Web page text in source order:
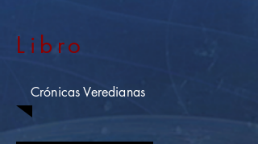
Libro
Crónicas Veredianas